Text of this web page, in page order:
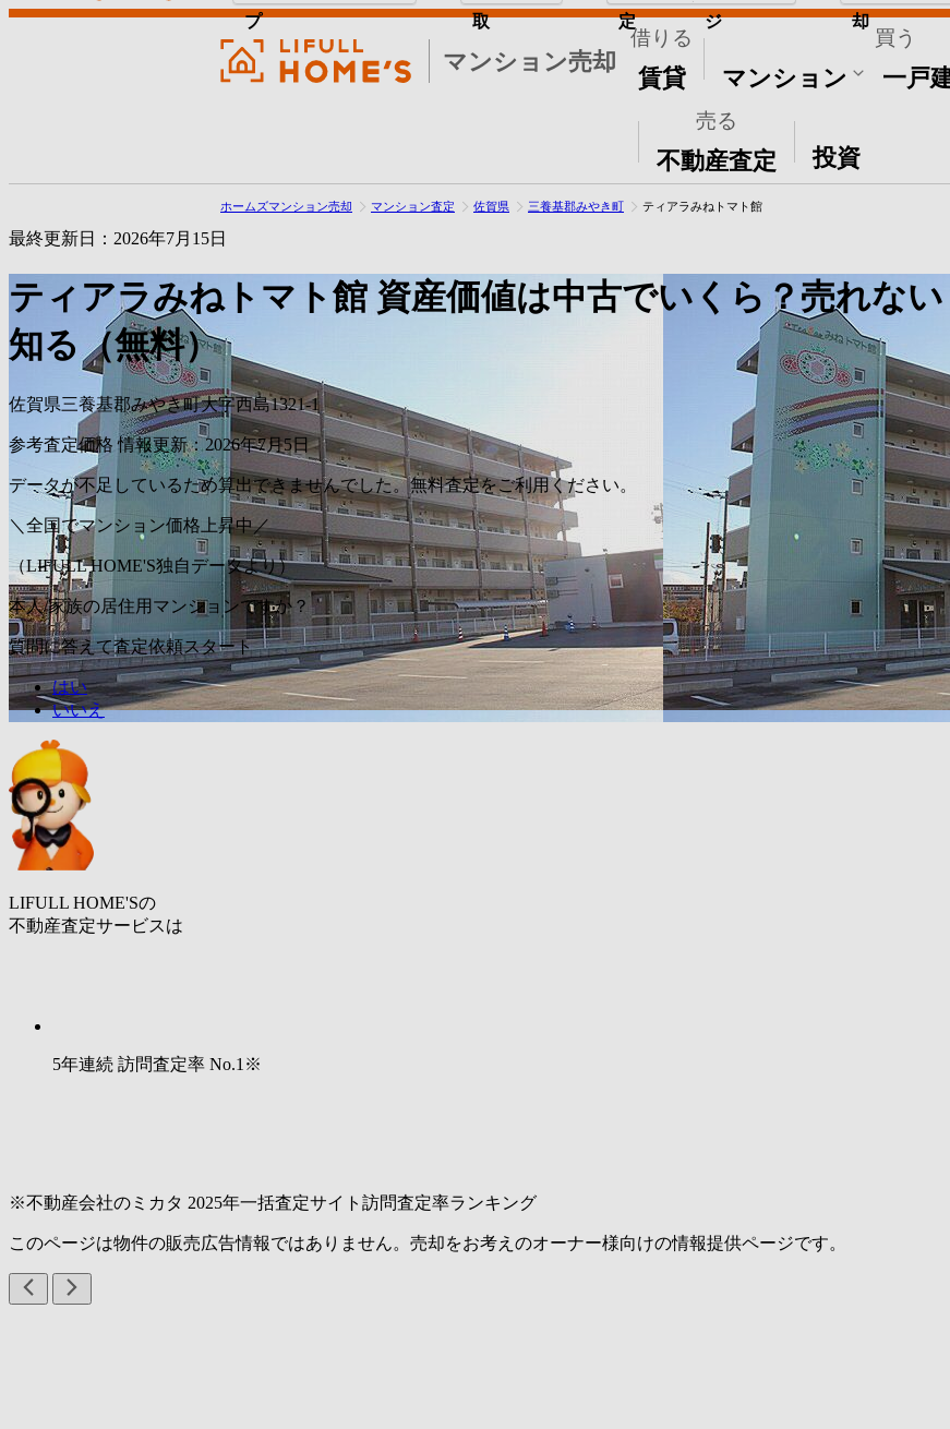
マンション売却
借りる
賃貸
買う
マンション 一戸
売る
不動産査定
その他
投資
プ 取 定 ジ 却
ホームズマンション売却 マンション査定 佐賀県 三養基郡みやき町 ティアラみねトマト館
最終更新日：2026年7月15日
ティアラみねトマト館 資産価値は中古でいくら？売れな
知る（無料）
佐賀県三養基郡みやき町大字西島1321-1
参考査定価格 情報更新：2026年7月5日
データが不足しているため算出できませんでした。無料査定をご利用ください。
＼全国でマンション価格上昇中／
（LIFULL HOME'S独自データより）
本人/家族の居住用マンションですか？
質問に答えて査定依頼スタート
はい
いいえ
LIFULL HOME'Sの
不動産査定サービスは
5年連続 訪問査定率 No.1 ※
※不動産会社のミカタ 2025年一括査定サイト訪問査定率ランキング
このページは物件の販売広告情報ではありません。売却をお考えのオーナー様向けの情報提供ページです。